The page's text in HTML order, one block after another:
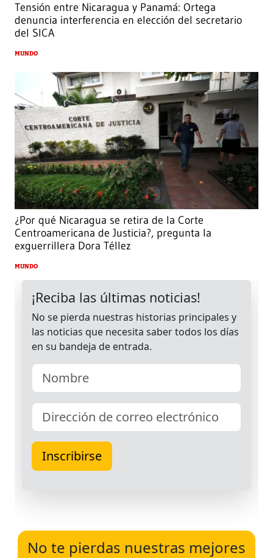
Tensión entre Nicaragua y Panamá: Ortega
denuncia interferencia en elección del secretario
del SICA
MUNDO
¿Por qué Nicaragua se retira de la Corte
Centroamericana de Justicia?, pregunta la
exguerrillera Dora Téllez
MUNDO
No te pierdas nuestras mejores